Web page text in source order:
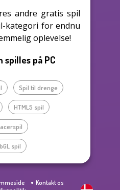
andre gratis spil
kategori for endnu
oplevelse!
spilles på PC
Spil til drenge
HTML5 spil
spil
Kontakt os